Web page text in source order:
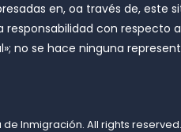
en, oa través de, este
con
no se hace ninguna
de Inmigración. All rights reserved.